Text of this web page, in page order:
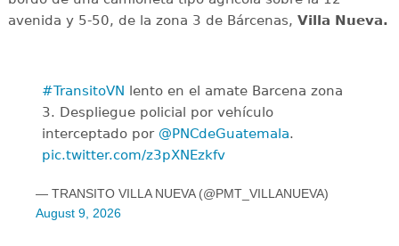
avenida y 5-50, de la zona 3 de Bárcenas, Villa Nueva.
#TransitoVN lento en el amate Barcena zona
3. Despliegue policial por vehículo
interceptado por @PNCdeGuatemala.
pic.twitter.com/z3pXNEzkfv
— TRANSITO VILLA NUEVA (@PMT_VILLANUEVA)
August 9, 2026